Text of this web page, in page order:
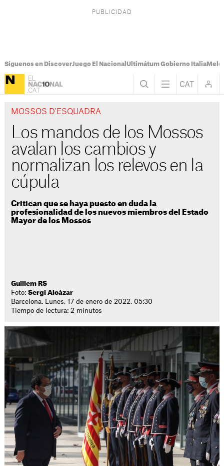
Síguenos en DiscoverJuego El Nacional Ultimátum Gobierno Italia
MOSSOS D'ESQUADRA
Los mandos de los Mossos
avalan los cambios y
normalizan los relevos en la
cúpula
Critican que se haya puesto en duda la
profesionalidad de los nuevos miembros del Estado
Mayor de los Mossos
Guillem RS
Foto:Sergi Alcàzar
Barcelona. Lunes, 17 de enero de 2022. 05:30
Tiempo de lectura: 2 minutos